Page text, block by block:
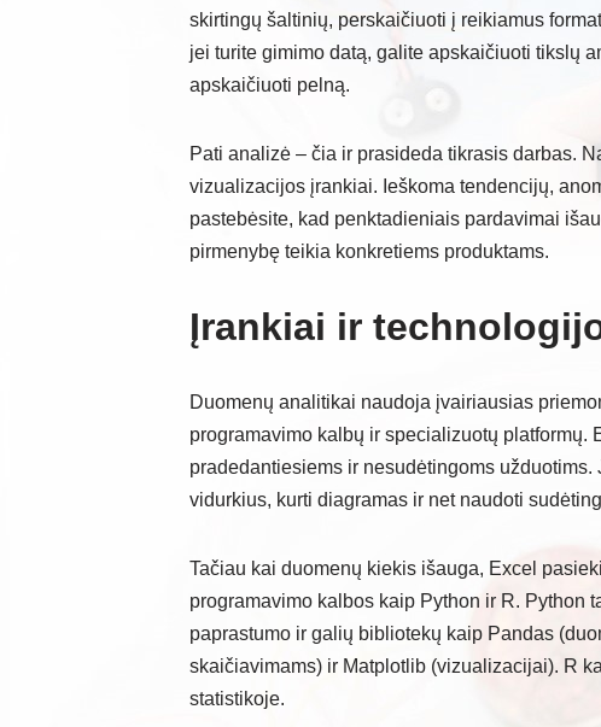
skirtingų šaltinių, perskaičiuoti į reikiamus
jei turite gimimo datą, galite apskaičiuoti tikslų
apskaičiuoti pelną.
Pati analizė – čia ir prasideda tikrasis darbas.
vizualizacijos įrankiai. Ieškoma tendencijų,
pastebėsite, kad penktadieniais pardavimai
pirmenybę teikia konkretiems produktams.
Įrankiai ir
Duomenų analitikai naudoja įvairiausias
programavimo kalbų ir specializuotų
pradedantiesiems ir nesudėtingoms
vidurkius, kurti diagramas ir net naudoti
Tačiau kai duomenų kiekis išauga, Excel
programavimo kalbos kaip Python ir R. Python
paprastumo ir galių bibliotekų kaip Pandas
skaičiavimams) ir Matplotlib (vizualizacijai). R
statistikoje.